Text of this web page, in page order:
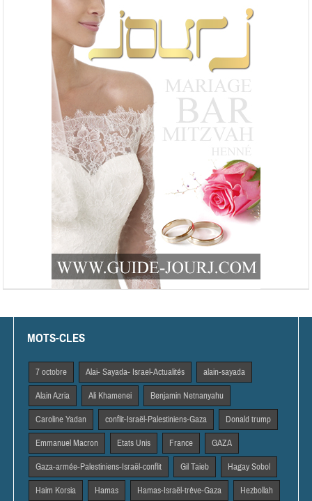
MOTS-CLES
7 octobre Alai- Sayada- Israel-Actualités alain-sayada
Alain Azria Ali Khamenei Benjamin Netnanyahu
Caroline Yadan conflit-Israël-Palestiniens-Gaza Donald trump
Emmanuel Macron Etats Unis France GAZA
Gaza-armée-Palestiniens-Israël-conflit Gil Taieb Hagay Sobol
Haim Korsia Hamas Hamas-Israël-trêve-Gaza Hezbollah